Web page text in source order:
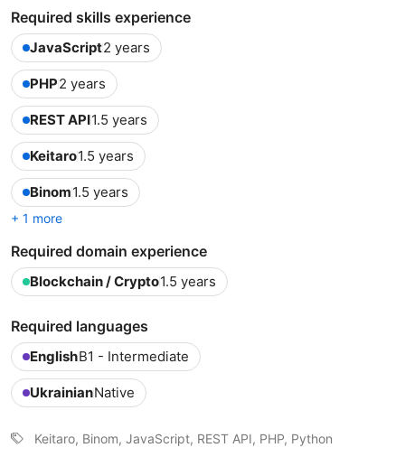
Required skills experience
JavaScript2 years
PHP2 years
REST API1.5 years
Keitaro1.5 years
Binom1.5 years
+ 1 more
Required domain experience
Blockchain / Crypto1.5 years
Required languages
EnglishB1 - Intermediate
UkrainianNative
Keitaro, Binom, JavaScript, REST API, PHP, Python